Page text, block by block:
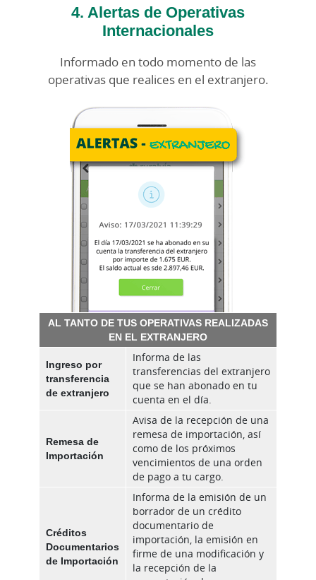
4. Alertas de Operativas
Internacionales
Informado en todo momento de las
operativas que realices en el extranjero.
AL TANTO DE TUS OPERATIVAS REALIZADAS
EN EL EXTRANJERO
Ingreso por
transferencia
de extranjero
Informa de las
transferencias del extranjero
que se han abonado en tu
cuenta en el día.
Remesa de
Importación
Avisa de la recepción de una
remesa de importación, así
como de los próximos
vencimientos de una orden
de pago a tu cargo.
Créditos
Documentarios
de Importación
Informa de la emisión de un
borrador de un crédito
documentario de
importación, la emisión en
firme de una modificación y
la recepción de la